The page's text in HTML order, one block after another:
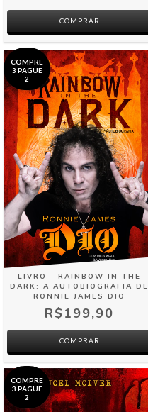
COMPRAR
COMPRE
3 PAGUE
2
LIVRO - RAINBOW IN THE
DARK: A AUTOBIOGRAFIA DE
RONNIE JAMES DIO
R$199,90
COMPRE
3 PAGUE
2